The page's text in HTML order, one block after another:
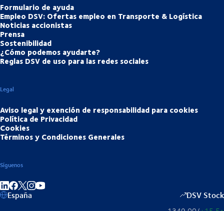
Formulario de ayuda
Empleo DSV: Ofertas empleo en Transporte & Logística
Noticias accionistas
Prensa
Sostenibilidad
¿Cómo podemos ayudarte?
Reglas DSV de uso para las redes sociales
Legal
Aviso legal y exención de responsabilidad para cookies
Política de Privacidad
Cookies
Términos y Condiciones Generales
Síguenos
Compartir en linkedIn
Compartir en Facebook
Compartir en Instagram
España DSV Stock